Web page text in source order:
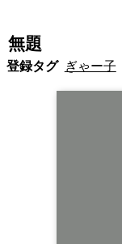
無題
登録タグ ぎゃー子